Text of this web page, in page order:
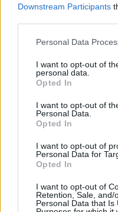
Downstream Participants
Please note that this
not limited to your visit or
grant or deny consent to
use your data for below
consent section.
Personal Data
I want to opt-out of
personal data.
Opted In
I want to opt-out of
Personal Data.
Opted In
I want to opt-out of
Personal Data for
Opted In
I want to opt-out of
Retention, Sale, and/
Personal Data that Is